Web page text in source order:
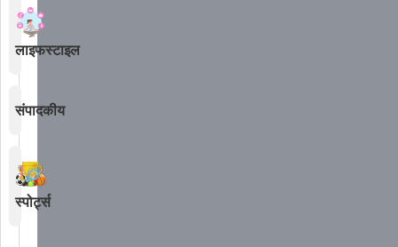
लाइफस्टाइल
संपादकीय
स्पोर्ट्स